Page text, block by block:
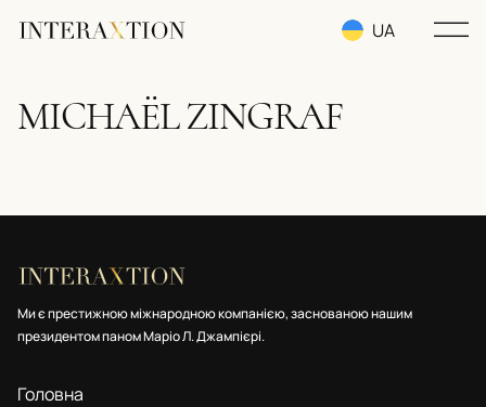
UA
MICHAЁL ZINGRAF
Ми є престижною міжнародною компанією, заснованою нашим
президентом паном Маріо Л. Джампієрі.
Головна